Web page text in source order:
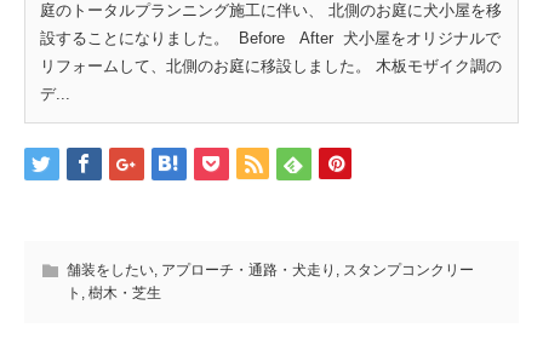
庭のトータルプランニング施工に伴い、 北側のお庭に犬小屋を移
設することになりました。 Before After 犬小屋をオリジナルで
リフォームして、北側のお庭に移設しました。 木板モザイク調の
デ...
舗装をしたい, アプローチ・通路・犬走り , スタンプコンクリー
ト , 樹木・芝生